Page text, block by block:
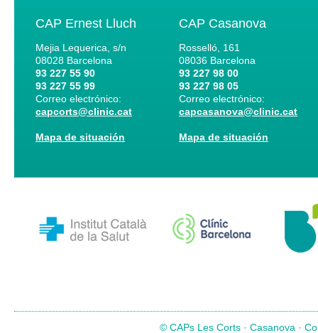
CAP Ernest Lluch
Mejia Lequerica, s/n
08028 Barcelona
93 227 55 90
93 227 55 99
Correo electrónico:
capcorts@clinic.cat
Mapa de situación
CAP Casanova
Rosselló, 161
08036 Barcelona
93 227 98 00
93 227 98 05
Correo electrónico:
capcasanova@clinic.cat
Mapa de situación
© CAPs Les Corts · Casanova ·